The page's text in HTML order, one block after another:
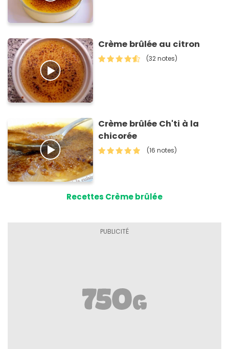
Crème brûlée au citron
(32 notes)
Crème brûlée Ch'ti à la
chicorée
(16 notes)
Recettes Crème brûlée